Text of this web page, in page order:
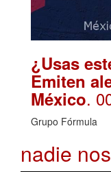
¿Usas
Emiten
México.
Grupo Fórmula
nadie